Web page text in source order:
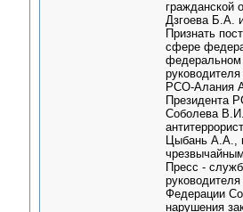
гражданской
Дзгоева Б.А.
Признать
сфере
федеральном
РСО-Алания
Президента
Соболева
Цыбань А.А.,
Пресс -
Федерации
нарушения